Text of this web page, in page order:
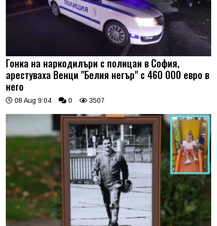
Гонка на наркодилъри с полицаи в София,
арестуваха Венци "Белия негър" с 460 000 евро в
него
08 Aug 9:04 0 3507